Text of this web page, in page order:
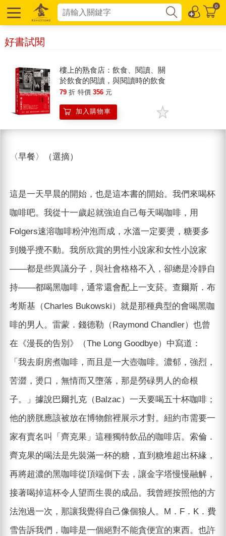
0
好書試閱
樓上的熟食店：飲食、閱讀、關
於飲食的閱讀，與閱讀時的飲食
79 折 特價 356 元
加入購物車
〈早餐〉（選摘）
這是一天早晨的開始，也是這本書的開始。我們來喝杯
咖啡吧。我從十一歲起就強迫自己每天喝咖啡，用
Folgers速溶咖啡粉沖泡而成，水溫一定要燙，糖要多
到幾乎攪不動。我所欣賞的男性小說家和女性小說家
——都是些異議分子，與社會格格不入，卻總是冷靜自
持——都喝黑咖啡，通常還會配上一支菸。查爾斯．布
考斯基（Charles Bukowski）就是那種典型的會喝黑咖
啡的男人。雷蒙．錢德勒（Raymond Chandler）也曾
在《漫長的告別》（The Long Goodbye）中寫道：
「我去廚房煮咖啡，而且是一大壺咖啡。濃郁，強烈，
苦澀，燙口，無情而又墮落，那是勞碌男人的命根
子。」據說巴爾扎克（Balzac）一天要喝五十杯咖啡；
他的膀胱應該被放在博物館裡展示才對。紐約市需要一
家有賣名叫「齊克果」這種獨特飲品的咖啡店。索倫．
齊克果的喝法是先裝滿一杯的糖，直到糖堆超出杯緣，
再將超濃的黑咖啡從頂端倒下去，讓金字塔慢慢融解，
接著喝掉這杯令人望而生畏的成品。我曾經按照他的方
法泡過一次，那讓我覺得自己像個狼人。M．F．K．費
雪告訴我們，咖啡是一個絕對不能貪便宜的東西。也許